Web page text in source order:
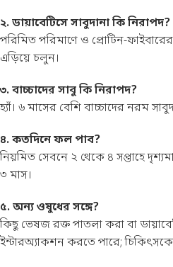
২. ডায়াবেটিসে সাবুদানা কি নিরাপদ?
পরিমিত পরিমাণে ও প্রোটিন-
এড়িয়ে চলুন।
৩. বাচ্চাদের সাবু কি নিরাপদ?
হ্যাঁ। ৬ মাসের বেশি বাচ্চাদের নরম
৪. কতদিনে ফল পাব?
নিয়মিত সেবনে ২ থেকে ৪ সপ্তাহে
৩ মাস।
৫. অন্য ওষুধের সঙ্গে?
কিছু ভেষজ রক্ত পাতলা করা বা
ইন্টারঅ্যাকশন করতে পারে;